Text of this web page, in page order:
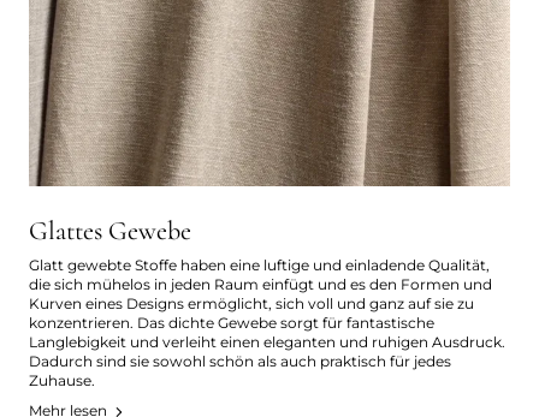
Glattes Gewebe
Glatt gewebte Stoffe haben eine luftige und einladende Qualität,
die sich mühelos in jeden Raum einfügt und es den Formen und
Kurven eines Designs ermöglicht, sich voll und ganz auf sie zu
konzentrieren. Das dichte Gewebe sorgt für fantastische
Langlebigkeit und verleiht einen eleganten und ruhigen Ausdruck.
Dadurch sind sie sowohl schön als auch praktisch für jedes
Zuhause.
Mehr lesen